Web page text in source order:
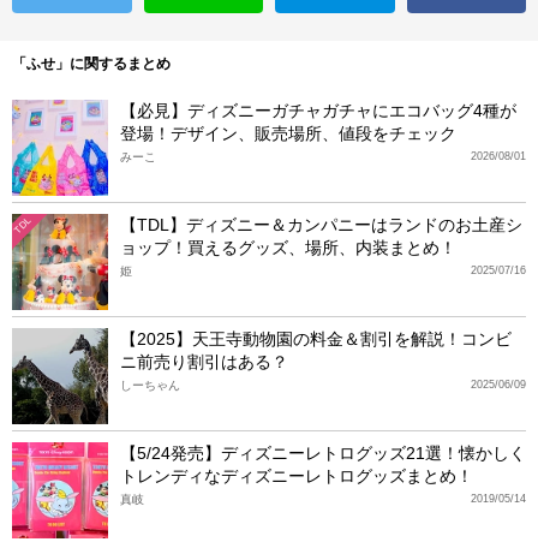
「ふせ」に関するまとめ
【必見】ディズニーガチャガチャにエコバッグ4種が
登場！デザイン、販売場所、値段をチェック
2026/08/01
みーこ
TDL
【TDL】ディズニー＆カンパニーはランドのお土産シ
ョップ！買えるグッズ、場所、内装まとめ！
2025/07/16
姫
【2025】天王寺動物園の料金＆割引を解説！コンビ
ニ前売り割引はある？
2025/06/09
しーちゃん
【5/24発売】ディズニーレトログッズ21選！懐かしく
トレンディなディズニーレトログッズまとめ！
2019/05/14
真岐